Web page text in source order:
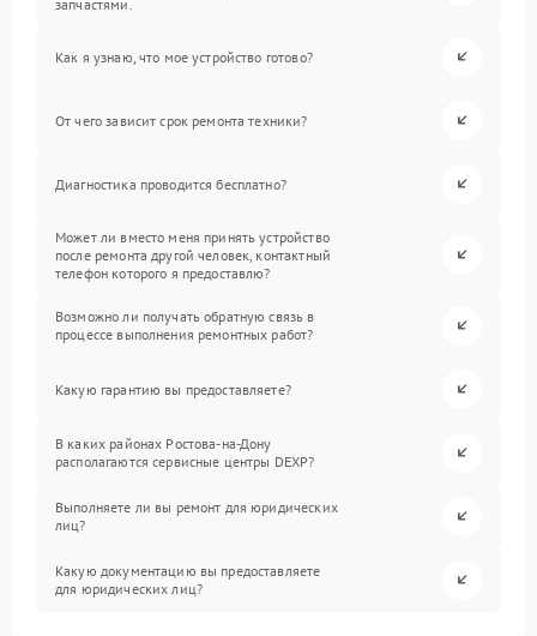
запчастями.
Как я узнаю, что мое устройство готово?
От чего зависит срок ремонта техники?
Диагностика проводится бесплатно?
Может ли вместо меня принять устройство
после ремонта другой человек, контактный
телефон которого я предоставлю?
Возможно ли получать обратную связь в
процессе выполнения ремонтных работ?
Какую гарантию вы предоставляете?
В каких районах Ростова-на-Дону
располагаются сервисные центры DEXP?
Выполняете ли вы ремонт для юридических
лиц?
Какую документацию вы предоставляете
для юридических лиц?